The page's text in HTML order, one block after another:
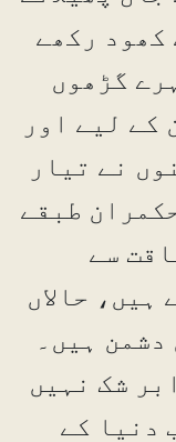
کھود رکھے
گڑھوں
کے لیے اور
نے تیار
طبقے
سے
ہیں، حالاں
ہیں۔
شک نہیں
دنیا کے